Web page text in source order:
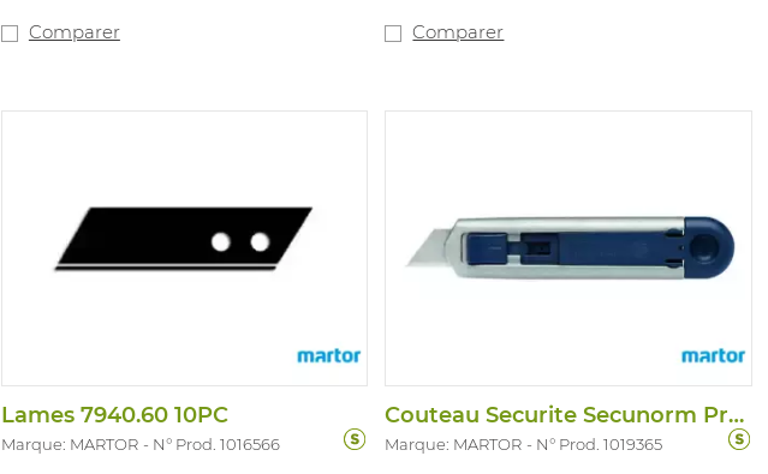
Comparer
Pas d'EPI. Dimensions: 154 x 22 x 67 mm
Comparer
Lames 7940.60 10PC
Marque: MARTOR N° Prod. 1016566
Couteau Securite Secunorm Profi 25 Food
Marque: MARTOR N° Prod. 1019365